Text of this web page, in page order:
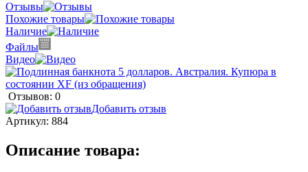
Отзывы
Похожие товары
Наличие
Файлы
Видео
Отзывов: 0
Добавить отзыв
Артикул: 884
Описание товара: